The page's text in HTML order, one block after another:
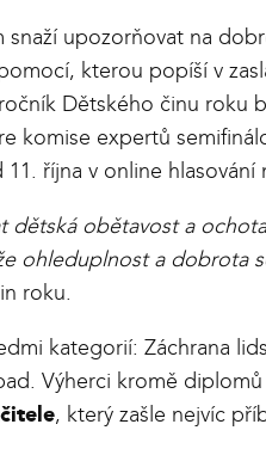
upozorňovat na
kterou popíší v
Dětského činu
komise expertů
října v online hlasování
dětská obětavost a
ohleduplnost a
roku.
kategorií: Záchrana
Výherci kromě
, který zašle nejvíc